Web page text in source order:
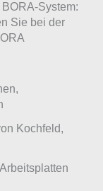
System:
Sie bei der
Kochfeld,